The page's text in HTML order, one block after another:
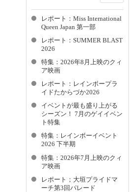
レポート：Miss International
Queen Japan 第一部
レポート：SUMMER BLAST
2026
特集：2026年8月上映のクィ
ア映画
レポート：レインボープラ
イドたからづか2026
イベントが最も盛り上がる
シーズン！ 7月のゲイイベン
ト特集
特集：レインボーイベント
2026 下半期
特集：2026年7月上映のクィ
ア映画
レポート；大垣プライドマ
ーチ第3回パレード